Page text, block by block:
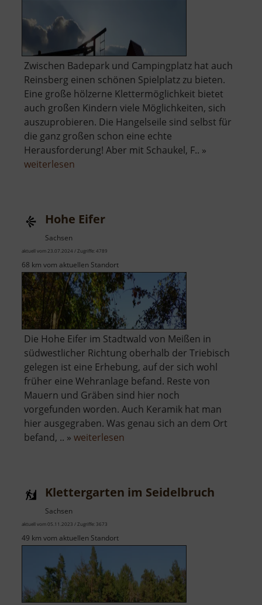
Zwischen Badepark und Campingplatz hat auch
Reinsberg einen schönen Spielplatz zu bieten.
Eine große hölzerne Klettermöglichkeit bietet
auch großen Kindern viele Möglichkeiten, sich
auszuprobieren. Die Hangelseile sind selbst für
die ganz großen schon eine echte
Herausforderung! Aber mit Schaukel, F.. »
weiterlesen
Hohe Eifer
Sachsen
aktuell vom 23.07.2024 / Zugriffe: 4789
68 km vom aktuellen Standort
Die Hohe Eifer im Stadtwald von Meißen in
südwestlicher Richtung oberhalb der Triebisch
gelegen ist eine Erhebung, auf der sich wohl
früher eine Wehranlage befand. Reste von
Mauern und Gräben sind hier noch
vorgefunden worden. Auch Keramik hat man
hier ausgegraben. Was genau sich an dem Ort
befand, .. » weiterlesen
Klettergarten im Seidelbruch
Sachsen
aktuell vom 05.11.2023 / Zugriffe: 3673
49 km vom aktuellen Standort